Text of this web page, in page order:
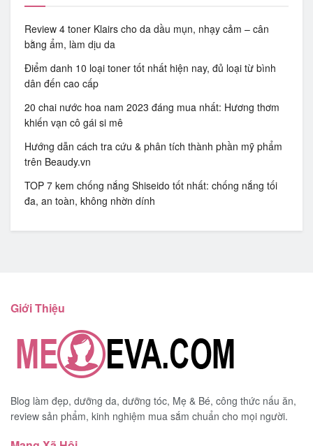
Review 4 toner Klairs cho da dầu mụn, nhạy cảm – cân
bằng ẩm, làm dịu da
Điểm danh 10 loại toner tốt nhất hiện nay, đủ loại từ bình
dân đến cao cấp
20 chai nước hoa nam 2023 đáng mua nhất: Hương thơm
khiến vạn cô gái si mê
Hướng dẫn cách tra cứu & phân tích thành phần mỹ phẩm
trên Beaudy.vn
TOP 7 kem chống nắng Shiseido tốt nhất: chống nắng tối
đa, an toàn, không nhờn dính
Giới Thiệu
Blog làm đẹp, dưỡng da, dưỡng tóc, Mẹ & Bé, công thức nấu ăn,
review sản phẩm, kinh nghiệm mua sắm chuẩn cho mọi người.